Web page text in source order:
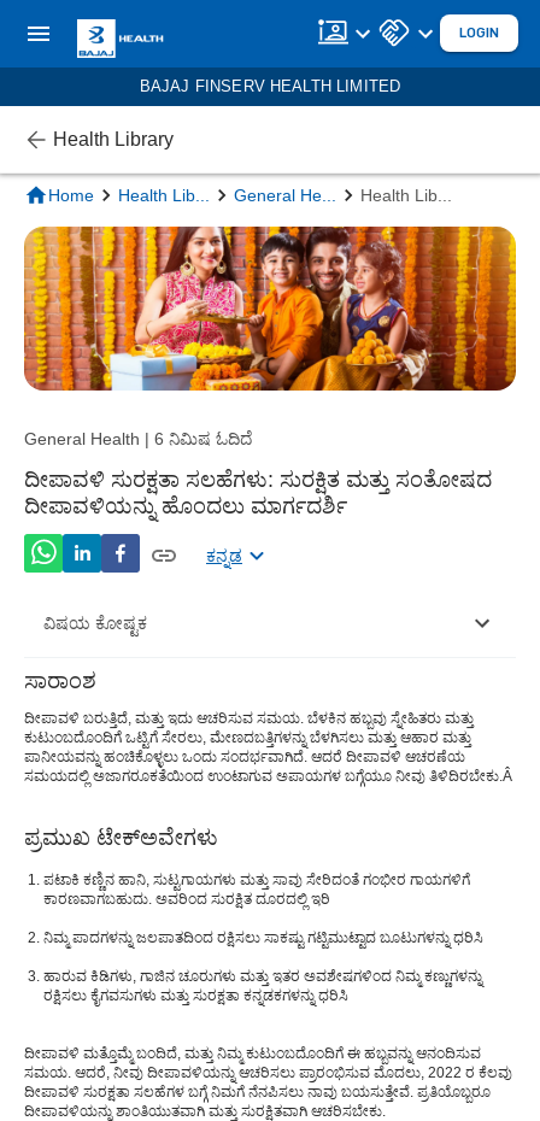
LOGIN
BAJAJ FINSERV HEALTH LIMITED
Health Library
Home Health Lib General He Health Lib
General Health | 6 ನಿಮಿಷ ಓದಿದೆ
ದೀಪಾವಳಿ ಸುರಕ್ಷತಾ ಸಲಹೆಗಳು: ಸುರಕ್ಷಿತ ಮತ್ತು ಸಂತೋಷದ
ದೀಪಾವಳಿಯನ್ನು ಹೊಂದಲು ಮಾರ್ಗದರ್ಶಿ
ಕನ್ನಡ
ವಿಷಯ ಕೋಷ್ಟಕ
ನಿಮಗೆ ಸುರಕ್ಷಿತ, ಆರೋಗ್ಯಕರ ಮತ್ತು ದೀಪಾವಳಿಯ
ಶುಭಾಶಯಗಳು
ಸಾರಾಂಶ
ದೀಪಾವಳಿ ಬರುತ್ತಿದೆ, ಮತ್ತು ಇದು ಆಚರಿಸುವ ಸಮಯ. ಬೆಳಕಿನ ಹಬ್ಬವು ಸ್ನೇಹಿತರು ಮತ್ತು
ಕುಟುಂಬದೊಂದಿಗೆ ಒಟ್ಟಿಗೆ ಸೇರಲು, ಮೇಣದಬತ್ತಿಗಳನ್ನು ಬೆಳಗಿಸಲು ಮತ್ತು ಆಹಾರ ಮತ್ತು
ಪಾನೀಯವನ್ನು ಹಂಚಿಕೊಳ್ಳಲು ಒಂದು ಸಂದರ್ಭವಾಗಿದೆ. ಆದರೆ ದೀಪಾವಳಿ ಆಚರಣೆಯ
ಸಮಯದಲ್ಲಿ ಅಜಾಗರೂಕತೆಯಿಂದ ಉಂಟಾಗುವ ಅಪಾಯಗಳ ಬಗ್ಗೆಯೂ ನೀವು ತಿಳಿದಿರಬೇಕು.Â
ಪ್ರಮುಖ ಟೇಕ್ಅವೇಗಳು
ಪಟಾಕಿ ಕಣ್ಣಿನ ಹಾನಿ, ಸುಟ್ಟಗಾಯಗಳು ಮತ್ತು ಸಾವು ಸೇರಿದಂತೆ ಗಂಭೀರ ಗಾಯಗಳಿಗೆ
ಕಾರಣವಾಗಬಹುದು. ಅವರಿಂದ ಸುರಕ್ಷಿತ ದೂರದಲ್ಲಿ ಇರಿ
ನಿಮ್ಮ ಪಾದಗಳನ್ನು ಜಲಪಾತದಿಂದ ರಕ್ಷಿಸಲು ಸಾಕಷ್ಟು ಗಟ್ಟಿಮುಟ್ಟಾದ ಬೂಟುಗಳನ್ನು ಧರಿಸಿ
ಹಾರುವ ಕಿಡಿಗಳು, ಗಾಜಿನ ಚೂರುಗಳು ಮತ್ತು ಇತರ ಅವಶೇಷಗಳಿಂದ ನಿಮ್ಮ ಕಣ್ಣುಗಳನ್ನು
ರಕ್ಷಿಸಲು ಕೈಗವಸುಗಳು ಮತ್ತು ಸುರಕ್ಷತಾ ಕನ್ನಡಕಗಳನ್ನು ಧರಿಸಿ
ದೀಪಾವಳಿ ಮತ್ತೊಮ್ಮೆ ಬಂದಿದೆ, ಮತ್ತು ನಿಮ್ಮ ಕುಟುಂಬದೊಂದಿಗೆ ಈ ಹಬ್ಬವನ್ನು ಆನಂದಿಸುವ
ಸಮಯ. ಆದರೆ, ನೀವು ದೀಪಾವಳಿಯನ್ನು ಆಚರಿಸಲು ಪ್ರಾರಂಭಿಸುವ ಮೊದಲು, 2022 ರ ಕೆಲವು
ದೀಪಾವಳಿ ಸುರಕ್ಷತಾ ಸಲಹೆಗಳ ಬಗ್ಗೆ ನಿಮಗೆ ನೆನಪಿಸಲು ನಾವು ಬಯಸುತ್ತೇವೆ. ಪ್ರತಿಯೊಬ್ಬರೂ
ದೀಪಾವಳಿಯನ್ನು ಶಾಂತಿಯುತವಾಗಿ ಮತ್ತು ಸುರಕ್ಷಿತವಾಗಿ ಆಚರಿಸಬೇಕು.